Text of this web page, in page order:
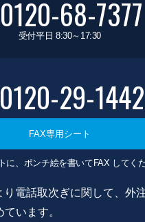
0120-68-7377
受付平日 8:30～17:30
0120-29-1442
FAX専用シート
に、ポンチ絵を書いてFAX してくだ
電話取次ぎに関して、外
います。